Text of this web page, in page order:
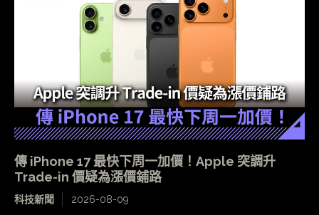
傳 iPhone 17 最快下周一加價！Apple 突調升
Trade-in 價疑為漲價鋪路
科技新聞 2026-08-09